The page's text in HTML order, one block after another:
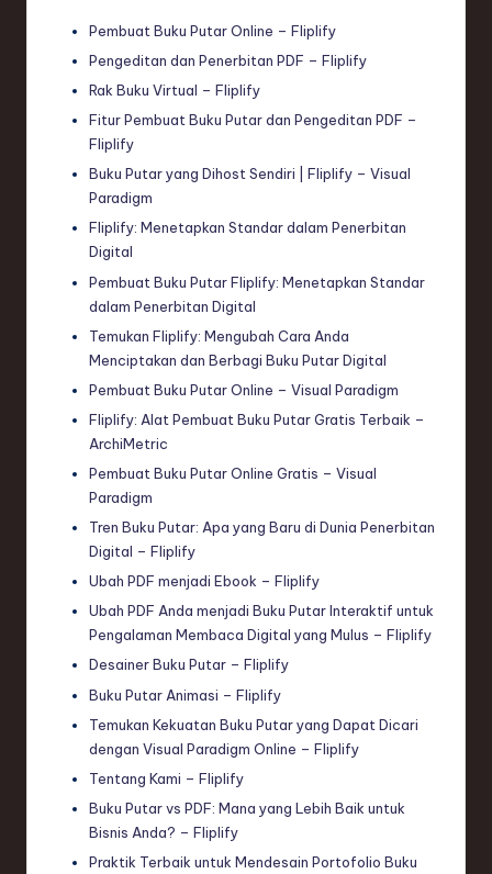
Pembuat Buku Putar Online – Fliplify
Pengeditan dan Penerbitan PDF – Fliplify
Rak Buku Virtual – Fliplify
Fitur Pembuat Buku Putar dan Pengeditan PDF –
Fliplify
Buku Putar yang Dihost Sendiri | Fliplify – Visual
Paradigm
Fliplify: Menetapkan Standar dalam Penerbitan
Digital
Pembuat Buku Putar Fliplify: Menetapkan Standar
dalam Penerbitan Digital
Temukan Fliplify: Mengubah Cara Anda
Menciptakan dan Berbagi Buku Putar Digital
Pembuat Buku Putar Online – Visual Paradigm
Fliplify: Alat Pembuat Buku Putar Gratis Terbaik –
ArchiMetric
Pembuat Buku Putar Online Gratis – Visual
Paradigm
Tren Buku Putar: Apa yang Baru di Dunia Penerbitan
Digital – Fliplify
Ubah PDF menjadi Ebook – Fliplify
Ubah PDF Anda menjadi Buku Putar Interaktif untuk
Pengalaman Membaca Digital yang Mulus – Fliplify
Desainer Buku Putar – Fliplify
Buku Putar Animasi – Fliplify
Temukan Kekuatan Buku Putar yang Dapat Dicari
dengan Visual Paradigm Online – Fliplify
Tentang Kami – Fliplify
Buku Putar vs PDF: Mana yang Lebih Baik untuk
Bisnis Anda? – Fliplify
Praktik Terbaik untuk Mendesain Portofolio Buku